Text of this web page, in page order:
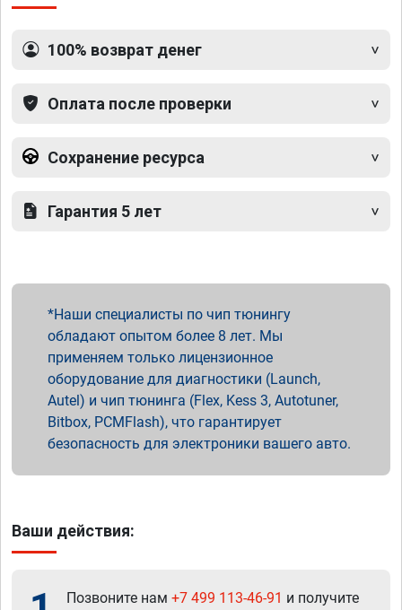
100% возврат денег
Оплата после проверки
Сохранение ресурса
Гарантия 5 лет
Наши специалисты по чип тюнингу
обладают опытом более 8 лет. Мы
применяем только лицензионное
оборудование для диагностики (Launch,
Autel) и чип тюнинга (Flex, Kess 3, Autotuner,
Bitbox, PCMFlash), что гарантирует
безопасность для электроники вашего авто.
Ваши действия:
Позвоните нам +7 499 113-46-91 и получите